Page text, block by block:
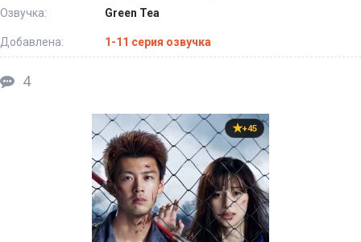
Озвучка:
Green Tea
Добавлена: 1-11 серия озвучка
4
+45